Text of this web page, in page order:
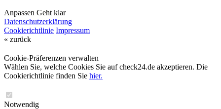
Anpassen Geht klar
Datenschutzerklärung
Cookierichtlinie Impressum
« zurück
Cookie-Präferenzen verwalten
Wählen Sie, welche Cookies Sie auf check24.de akzeptieren. Die
Cookierichtlinie finden Sie hier.
Notwendig